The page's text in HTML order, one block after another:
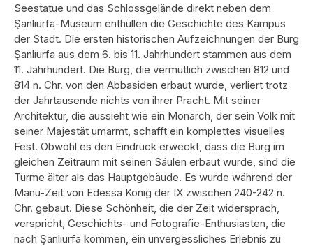
Seestatue und das Schlossgelände direkt neben dem
Şanlıurfa-Museum enthüllen die Geschichte des Kampus
der Stadt. Die ersten historischen Aufzeichnungen der Burg
Şanlıurfa aus dem 6. bis 11. Jahrhundert stammen aus dem
11. Jahrhundert. Die Burg, die vermutlich zwischen 812 und
814 n. Chr. von den Abbasiden erbaut wurde, verliert trotz
der Jahrtausende nichts von ihrer Pracht. Mit seiner
Architektur, die aussieht wie ein Monarch, der sein Volk mit
seiner Majestät umarmt, schafft ein komplettes visuelles
Fest. Obwohl es den Eindruck erweckt, dass die Burg im
gleichen Zeitraum mit seinen Säulen erbaut wurde, sind die
Türme älter als das Hauptgebäude. Es wurde während der
Manu-Zeit von Edessa König der IX zwischen 240-242 n.
Chr. gebaut. Diese Schönheit, die der Zeit widersprach,
verspricht, Geschichts- und Fotografie-Enthusiasten, die
nach Şanlıurfa kommen, ein unvergessliches Erlebnis zu